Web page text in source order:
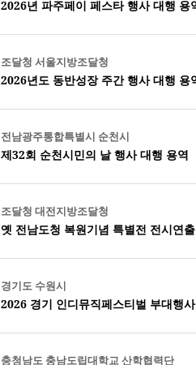
2026년 파주페이 페스타 행사 대행 용
조달청 서울지방조달청
2026년도 동반성장 주간 행사 대행 용
전남광주통합특별시 순천시
제32회 순천시민의 날 행사 대행 용역
조달청 대전지방조달청
옛 전남도청 복원기념 특별전 전시연
경기도 수원시
2026 경기 인디뮤직페스티벌 부대행
충청남도 충남도립대학교 산학협력단